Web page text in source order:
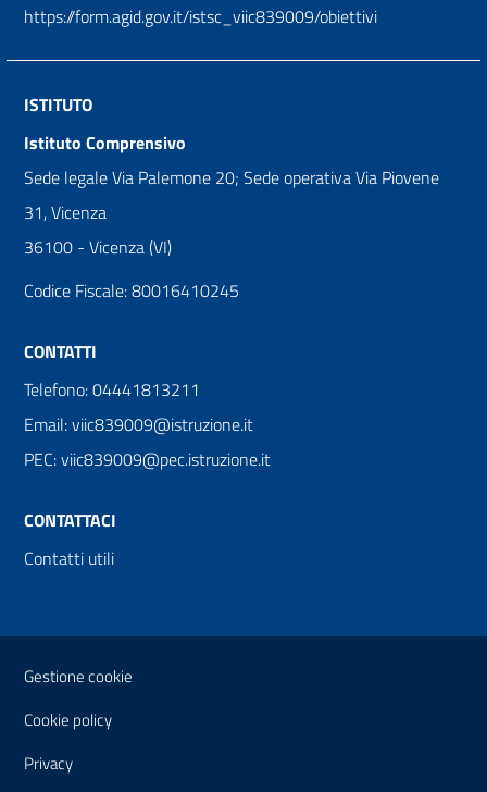
https://form.agid.gov.it/istsc_viic839009/obiettivi
ISTITUTO
Istituto Comprensivo
Sede legale Via Palemone 20; Sede operativa Via Piovene
31, Vicenza
36100 - Vicenza (VI)
Codice Fiscale: 80016410245
CONTATTI
Telefono: 04441813211
Email: viic839009@istruzione.it
PEC: viic839009@pec.istruzione.it
CONTATTACI
Contatti utili
Gestione cookie
Cookie policy
Privacy